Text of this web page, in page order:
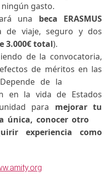
gasto.
una beca ERASMUS
de viaje, seguro y dos
3.000€ total).
de la convocatoria,
de méritos en las
Depende de la
en la vida de Estados
para mejorar tu
única, conocer otro
experiencia como